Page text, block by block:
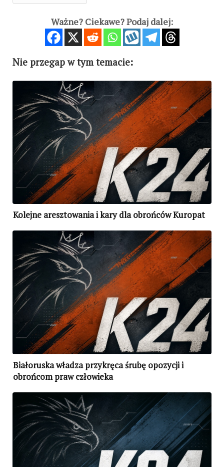
Ważne? Ciekawe? Podaj dalej:
Nie przegap w tym temacie:
Kolejne aresztowania i kary dla obrońców Kuropat
Białoruska władza przykręca śrubę opozycji i
obrońcom praw człowieka